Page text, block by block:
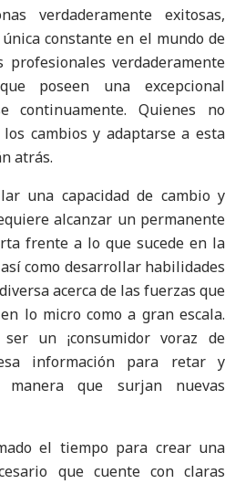
verdaderamente exitosas,
constante en el mundo de
profesionales verdaderamente
poseen una excepcional
continuamente. Quienes no
cambios y adaptarse a esta
atrás.
una capacidad de cambio y
alcanzar un permanente
frente a lo que sucede en la
como desarrollar habilidades
acerca de las fuerzas que
lo micro como a gran escala.
un ¡consumidor voraz de
información para retar y
que surjan nuevas
el tiempo para crear una
que cuente con claras